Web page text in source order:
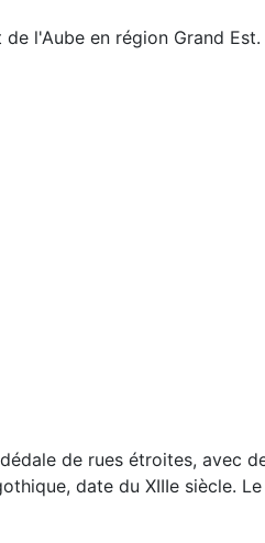
l'Aube en région Grand Est.
de rues étroites, avec
date du XIIIe siècle.